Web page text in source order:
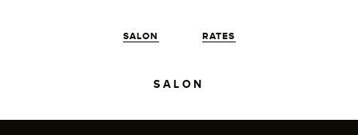
SALON RATES
SALON